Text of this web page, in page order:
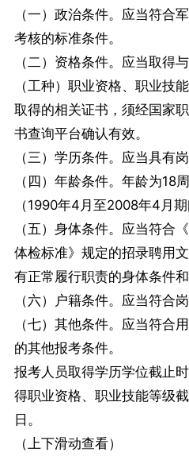
（一）政治条件。应当符合
考核的标准条件。
（二）资格条件。应当取得
（工种）职业资格、职业技
取得的相关证书，须经国家
书查询平台确认有效。
（三）学历条件。应当具有
（四）年龄条件。年龄为18
（1990年4月至2008年4月期
（五）身体条件。应当符合
体检标准》规定的招录聘用
有正常履行职责的身体条件和
（六）户籍条件。应当符合
（七）其他条件。应当符合
的其他报考条件。
报考人员取得学历学位截止
得职业资格、职业技能等级
日。
（上下滑动查看）